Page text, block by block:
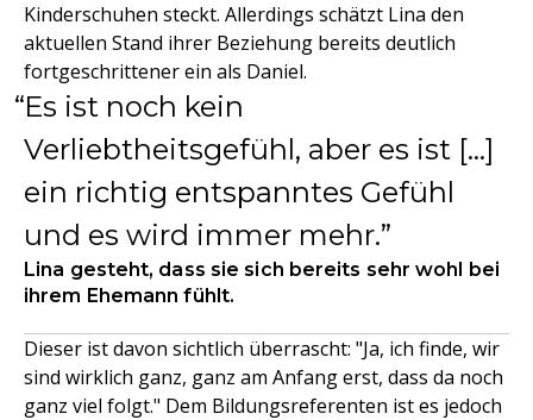
Kinderschuhen steckt. Allerdings schätzt Lina den
aktuellen Stand ihrer Beziehung bereits deutlich
fortgeschrittener ein als Daniel.
Es ist noch kein
Verliebtheitsgefühl, aber es ist […]
ein richtig entspanntes Gefühl
und es wird immer mehr.
Lina gesteht, dass sie sich bereits sehr wohl bei
ihrem Ehemann fühlt.
Dieser ist davon sichtlich überrascht: "Ja, ich finde, wir
sind wirklich ganz, ganz am Anfang erst, dass da noch
ganz viel folgt." Dem Bildungsreferenten ist es jedoch